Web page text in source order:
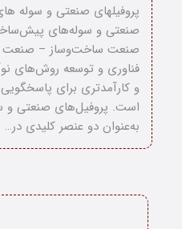
خانه
پروفیلهای صنعتی و سوله
صنعتی و سوله‌های
صنعت ساخت‌وساز – صنعت
فناوری و توسعه روش‌های
و کارآمدتری برای
است. پروفیل‌های صنعتی و
به‌عنوان دو عنصر کلیدی در…